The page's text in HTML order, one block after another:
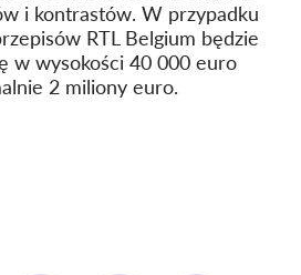
i kontrastów. W przypadku
RTL Belgium będzie
w wysokości 40 000 euro
2 miliony euro.